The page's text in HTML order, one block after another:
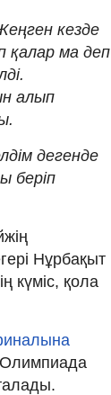
кезде
қалар ма деп
алып
дегенде
беріп
Нұрбақыт
күміс, қола
Олимпиада